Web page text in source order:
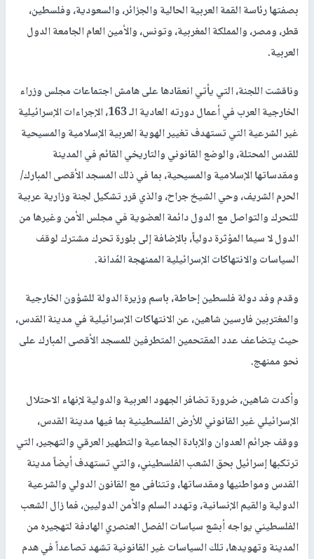
بصفتها رئاسة القمة العربية الحالية والجزائر، والسعودية، وفلسطين،
قطر، ومصر، والمملكة المغربية، وتونس، والأمين العام الجامعة الدول
العربية.
وناقشت اللجنة، التي يأتي انعقادها على هامش اجتماعات مجلس وزراء
الخارجية العرب في أعمال دورته العادية الـ 163، الإجراءات الإسرائيلية
غير الشرعية التي تستهدف تغيير الهوية العربية الإسلامية والمسيحية
للقدس المحتلة، والوضع القانوني والتاريخي القائم في المدينة
ومقدساتها الإسلامية والمسيحية، بما في ذلك المسجد الأقصى المبارك/
الحرم الشريف، وحي الشيخ جراح، والذي قرر تشكيل لجنة وزارية عربية
للتحرك والتواصل مع الدول دائمة العضوية في مجلس الأمن وغيرها من
الدول لا سيما المؤثرة دولياً، بالإضافة إلى بلورة تحرك مشترك لوقف
السياسات والانتهاكات الإسرائيلية الممنهجة المُدانة.
وقدم وفد دولة فلسطين إحاطة، باسم وزيرة الدولة للشؤون الخارجية
والمغتربين فارسين شاهين، عن الانتهاكات الإسرائيلية في مدينة القدس،
حيث يتضاعف عدد المقتحمين المتطرفين للمسجد الأقصى المبارك على
نحو ممنهج.
وأكدت شاهين، ضرورة تضافر الجهود العربية والدولية لإنهاء الاحتلال
الإسرائيلي غير القانوني للأرض الفلسطينية بما فيها مدينة القدس،
ووقف جرائم العدوان والإبادة الجماعية والتطهير العرقي والتهجير، التي
ترتكبها إسرائيل بحق الشعب الفلسطيني، والتي تستهدف أيضاً مدينة
القدس ومواطنيها ومقدساتها، وتتنافى مع القانون الدولي والشرعية
الدولية والقيم الإنسانية، وتهدد السلم والأمن الدوليين، فما زال الشعب
الفلسطيني يواجه أبشع سياسات الفصل العنصري الهادفة لتهجيره من
المدينة وتهويدها، تلك السياسات غير القانونية تشهد تصاعداً في هدم